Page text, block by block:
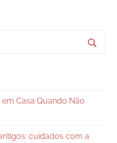
Casa Quando Não
cuidados com a